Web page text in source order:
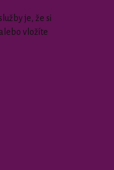
je, že si
vložíte